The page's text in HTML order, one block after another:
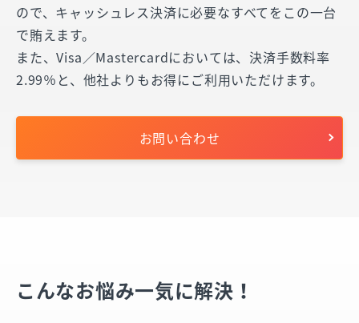
ので、キャッシュレス決済に必要なすべてをこの一台
で賄えます。
また、Visa／Mastercardにおいては、決済手数料率
2.99％と、他社よりもお得にご利用いただけます。
お問い合わせ
こんなお悩み一気に解決！